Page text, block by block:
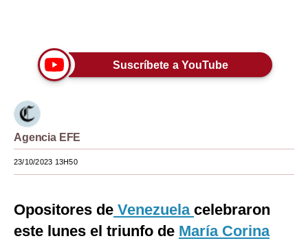
Pregunta de hoy
Tendencias
Lujo
Viajes
Estilos
Suscríbete a YouTube
Agencia EFE
23/10/2023 13H50
Opositores de Venezuela celebraron
este lunes el triunfo de María Corina